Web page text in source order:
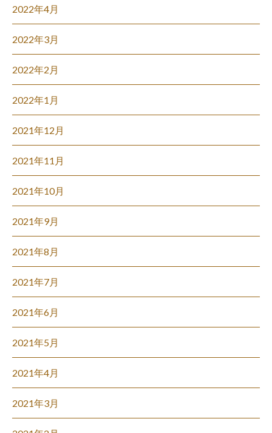
2022年4月
2022年3月
2022年2月
2022年1月
2021年12月
2021年11月
2021年10月
2021年9月
2021年8月
2021年7月
2021年6月
2021年5月
2021年4月
2021年3月